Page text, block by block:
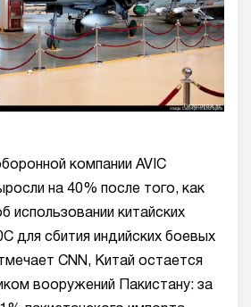
компании AVIC
на 40% после того, как
использовании китайских
для сбития индийских боевых
CNN, Китай остается
вооружений Пакистану: за